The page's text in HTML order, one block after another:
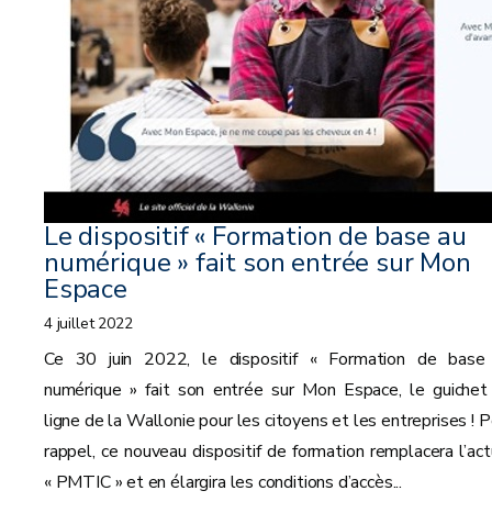
Le dispositif « Formation de base au
numérique » fait son entrée sur Mon
Espace
4 juillet 2022
Ce 30 juin 2022, le dispositif « Formation de base
numérique » fait son entrée sur Mon Espace, le
ligne de la Wallonie pour les citoyens et les entreprises !
rappel, ce nouveau dispositif de formation remplacera
« PMTIC » et en élargira les conditions d’accès...